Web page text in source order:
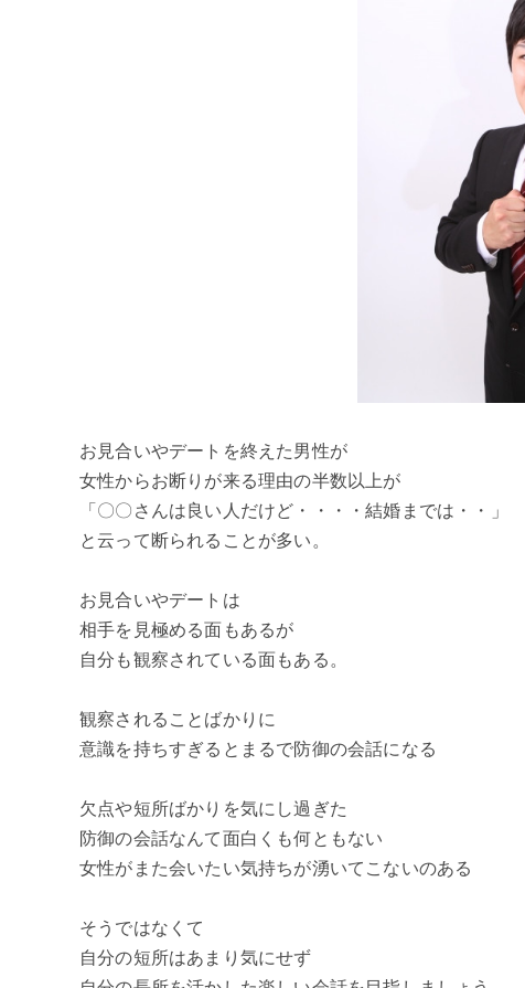
お見合いやデートを終えた男性が
女性からお断りが来る理由の半数以上が
「〇〇さんは良い人だけど・・・・結婚までは・・」
と云って断られることが多い。
お見合いやデートは
相手を見極める面もあるが
自分も観察されている面もある。
観察されることばかりに
意識を持ちすぎるとまるで防御の会話になる
欠点や短所ばかりを気にし過ぎた
防御の会話なんて面白くも何ともない
女性がまた会いたい気持ちが湧いてこないのある
そうではなくて
自分の短所はあまり気にせず